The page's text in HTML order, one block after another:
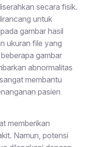
secara fisik.
untuk
gambar hasil
ukuran file yang
gambar
abnormalitas
membantu
pasien
memberikan
Namun, potensi